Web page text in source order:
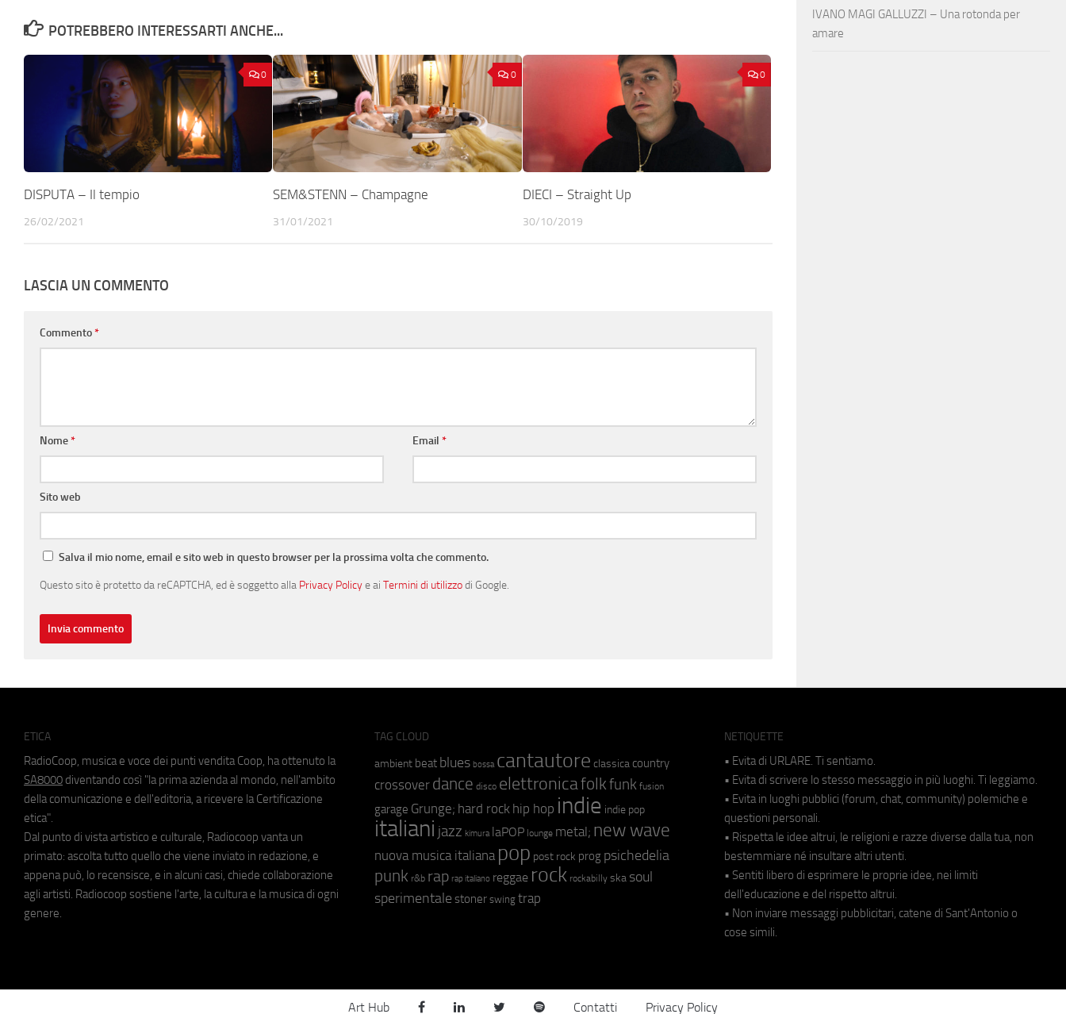
POTREBBERO INTERESSARTI ANCHE...
0
DISPUTA – Il tempio
26/02/2021
0
SEM&STENN – Champagne
31/01/2021
0
DIECI – Straight Up
30/10/2019
LASCIA UN COMMENTO
Commento*
Nome* Email*
Sito web
Salva il mio nome, email e sito web in questo browser per la prossima volta che commento.
Questo sito è protetto da reCAPTCHA, ed è soggetto alla Privacy Policye ai Termini di utilizzodi Google.
IVANO MAGI GALLUZZI – Una rotonda per
amare
ETICA
RadioCoop, musica e voce dei punti vendita Coop, ha ottenuto la
SA8000 diventando così "la prima azienda al mondo, nell'ambito
della comunicazione e dell'editoria, a ricevere la Certificazione
etica".
Dal punto di vista artistico e culturale, Radiocoop vanta un
primato: ascolta tutto quello che viene inviato in redazione, e
appena può, lo recensisce, e in alcuni casi, chiede collaborazione
agli artisti. Radiocoop sostiene l'arte, la cultura e la musica di ogni
genere.
TAG CLOUD
ambient beat blues bossa cantautore classica country
crossover dance disco elettronicafolkfunk fusion
garage Grunge; hard rock hip hop indie indie pop
italiani jazz kimura laPOP lounge metal; new wave
nuova musica italiana pop post rock prog psichedelia
punk r&b rap rap italiano reggae rock rockabilly ska soul
sperimentale stoner swing trap
NETIQUETTE
• Evita di URLARE. Ti sentiamo.
• Evita di scrivere lo stesso messaggio in più luoghi. Ti leggiamo.
• Evita in luoghi pubblici (forum, chat, community) polemiche e
questioni personali.
• Rispetta le idee altrui, le religioni e razze diverse dalla tua, non
bestemmiare né insultare altri utenti.
• Sentiti libero di esprimere le proprie idee, nei limiti
dell'educazione e del rispetto altrui.
• Non inviare messaggi pubblicitari, catene di Sant'Antonio o
cose simili.
Art Hub Contatti Privacy Policy